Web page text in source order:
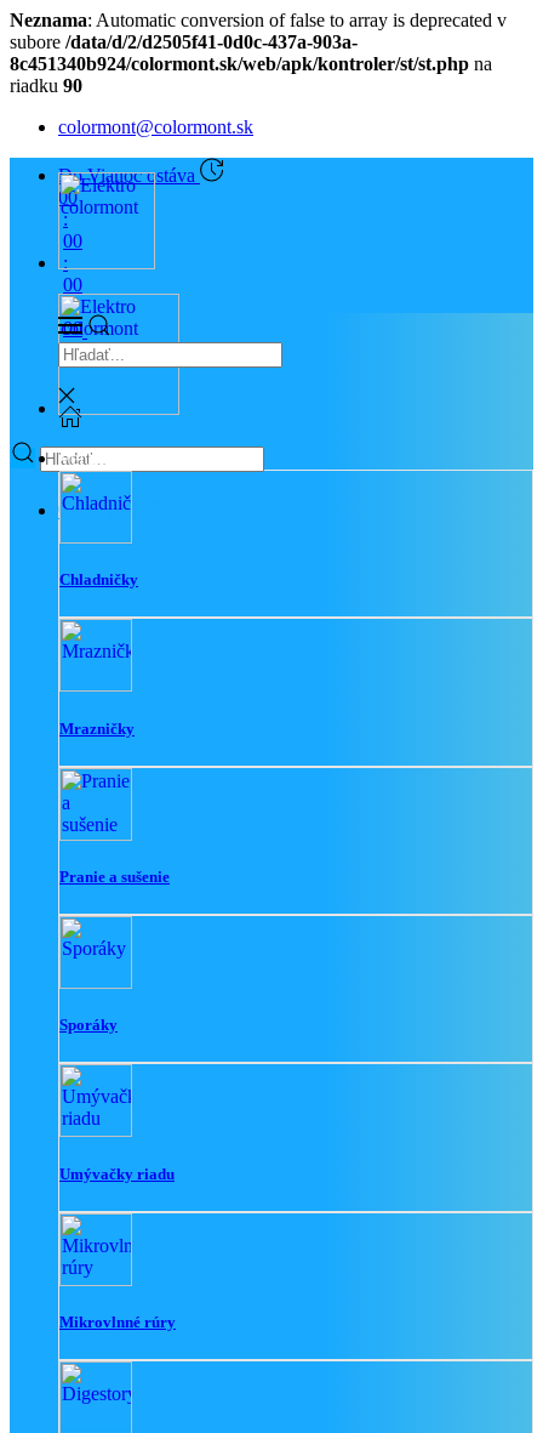
Neznama: Automatic conversion of false to array is deprecated v
subore /data/d/2/d2505f41-0d0c-437a-903a-
8c451340b924/colormont.sk/web/apk/kontroler/st/st.php na
riadku 90
colormont@colormont.sk
Do Vianoc ostáva
00
:
00
:
00
:
00
033/ 641 21 91
Veľké spotrebiče
Chladničky
Mrazničky
Pranie a sušenie
Sporáky
Umývačky riadu
Mikrovlnné rúry